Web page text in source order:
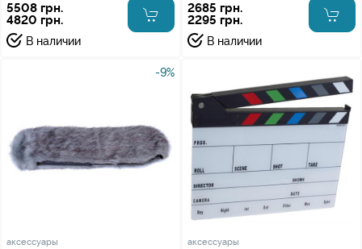
5508 грн.
4820 грн.
В наличии
2685 грн.
2295 грн.
В наличии
-9%
аксессуары аксессуары